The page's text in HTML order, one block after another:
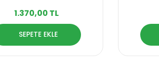
1.370,00 TL
SEPETE EKLE